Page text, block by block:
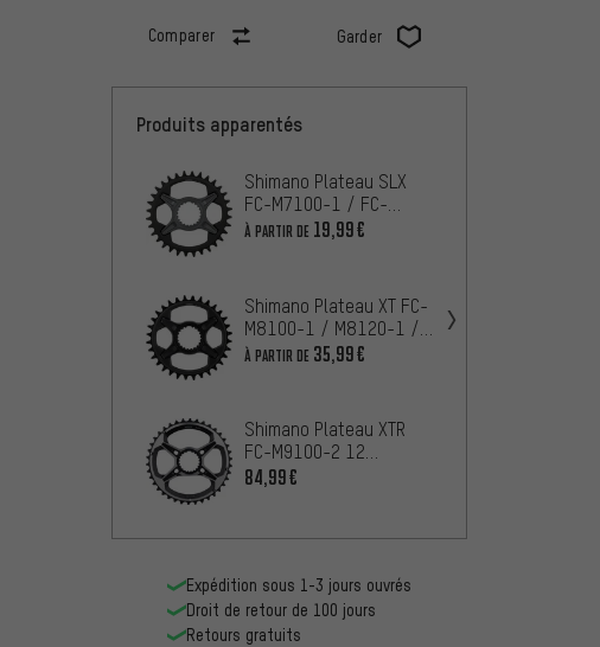
Comparer Garder
Produits apparentés
Shimano Plateau SLX
FC-M7100-1 / FC-
M7120-1/ FC-M7130-1
À PARTIR DE 19,99€
Shimano Plateau XT FC-
M8100-1 / M8120-1 /
M8130-1 12 vitesses
À PARTIR DE 35,99€
Shimano Plateau XTR
FC-M9100-2 12
vitesses
84,99€
Expédition sous 1-3 jours ouvrés
Droit de retour de 100 jours
Retours gratuits